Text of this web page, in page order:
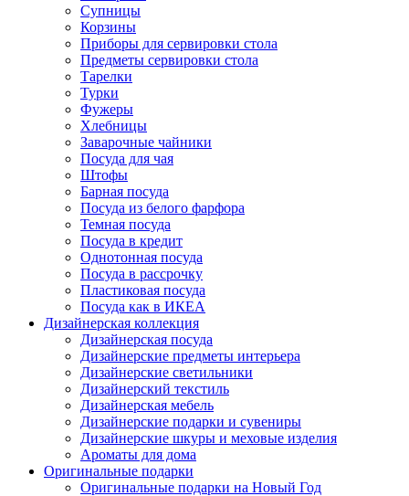
Супницы
Корзины
Приборы для сервировки стола
Предметы сервировки стола
Тарелки
Турки
Фужеры
Хлебницы
Заварочные чайники
Посуда для чая
Штофы
Барная посуда
Посуда из белого фарфора
Темная посуда
Посуда в кредит
Однотонная посуда
Посуда в рассрочку
Пластиковая посуда
Посуда как в ИКЕА
Дизайнерская коллекция
Дизайнерская посуда
Дизайнерские предметы интерьера
Дизайнерские светильники
Дизайнерский текстиль
Дизайнерская мебель
Дизайнерские подарки и сувениры
Дизайнерские шкуры и меховые изделия
Ароматы для дома
Оригинальные подарки
Оригинальные подарки на Новый Год